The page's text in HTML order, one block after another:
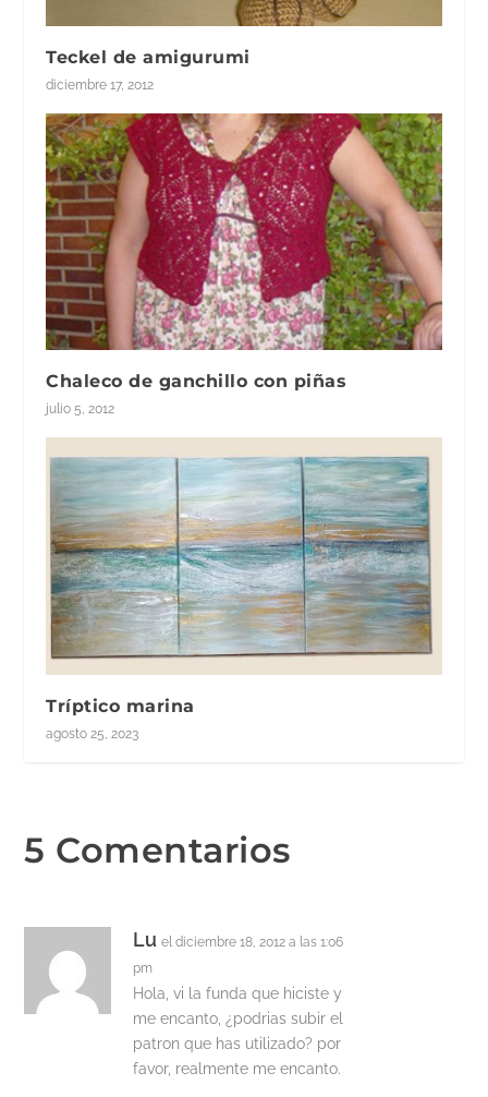
Teckel de amigurumi
diciembre 17, 2012
Chaleco de ganchillo con piñas
julio 5, 2012
Tríptico marina
agosto 25, 2023
5 Comentarios
Lu el diciembre 18, 2012 a las 1:06
pm
Hola, vi la funda que hiciste y
me encanto, ¿podrias subir el
patron que has utilizado? por
favor, realmente me encanto.